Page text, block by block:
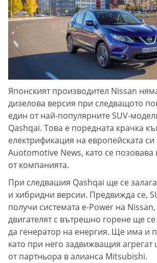
Японският производител Nissan
дизелова версия при следващото
един от най-популярните SUV-
Qashqai. Това е поредната крачка
електрификация на европейската
Auotomotive News, като се позовава
от компанията.
При следвашия Qashqai ще се
и хибридни версии. Предвижда се,
получи системата e-Power на
двигателят с вътрешно горене ще
да генератор на енергия. Ще има и
като при него задвижващия агрегат
от партньора в алианса Mitsubishi.